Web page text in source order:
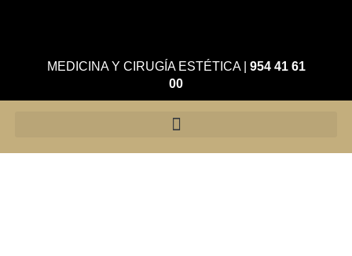
MEDICINA Y CIRUGÍA ESTÉTICA| 954 41 61
00